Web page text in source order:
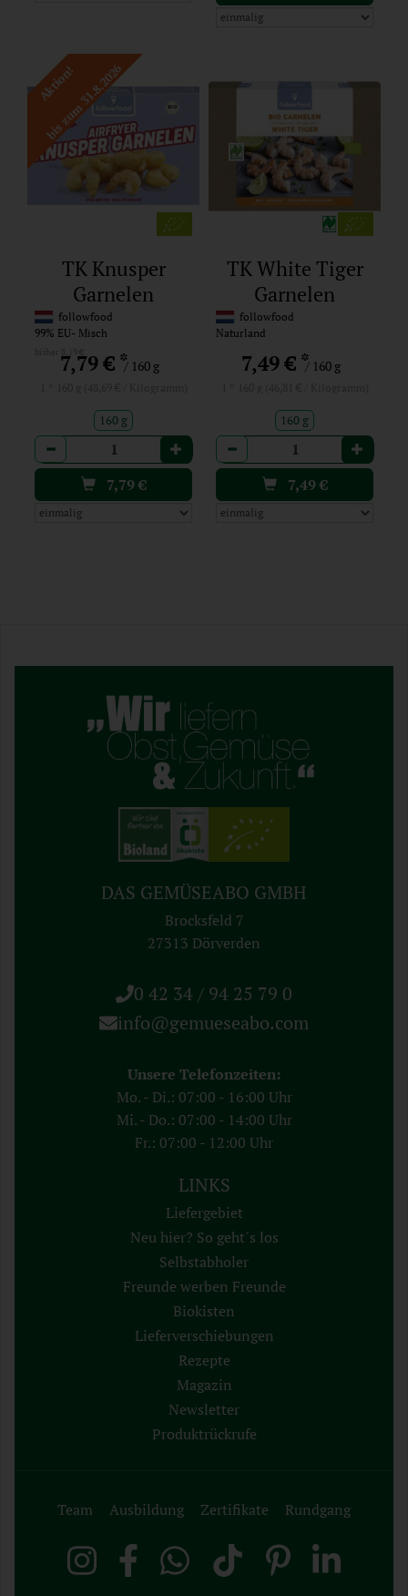
Aktion!
bis zum 31.8.2026
TK Knusper
Garnelen
followfood
99% EU- Misch
7,79 € */ 160 g
160 g
Anzahl
7,79€
TK White Tiger
Garnelen
followfood
Naturland
7,49 € */ 160 g
160 g
Anzahl
7,49€
DAS GEMÜSEABO GMBH
Brocksfeld 7
27313 Dörverden
0 42 34 / 94 25 79 0
info@gemueseabo.com
Unsere Telefonzeiten:
Mo. - Di.: 07:00 - 16:00 Uhr
Mi. - Do.: 07:00 - 14:00 Uhr
Fr.: 07:00 - 12:00 Uhr
LINKS
Liefergebiet
Neu hier? So geht´s los
Selbstabholer
Freunde werben Freunde
Biokisten
Lieferverschiebungen
Rezepte
Magazin
Newsletter
Produktrückrufe
Team Ausbildung Zertifikate Rundgang